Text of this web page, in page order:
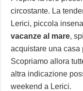
circostante. La
Lerici, piccola
vacanze al mare,
acquistare una casa
Scopriamo allora
altra indicazione
weekend a Lerici.